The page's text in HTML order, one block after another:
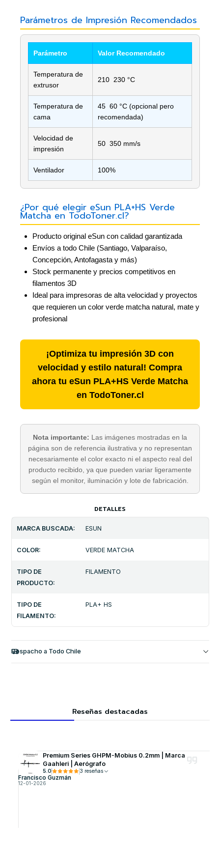
Parámetros de Impresión Recomendados
Parámetro Valor Recomendado
Temperatura de
extrusor
210  230 °C
Temperatura de
cama
45  60 °C (opcional pero
recomendada)
Velocidad de
impresión
50  350 mm/s
Ventilador 100%
¿Por qué elegir eSun PLA+HS Verde
Matcha en TodoToner.cl?
Producto original eSun con calidad garantizada
Envíos a todo Chile (Santiago, Valparaíso,
Concepción, Antofagasta y más)
Stock permanente y precios competitivos en
filamentos 3D
Ideal para impresoras de alta velocidad y proyectos
que requieren un color verde matcha natural, mate y
profesional
¡Optimiza tu impresión 3D con
velocidad y estilo natural! Compra
ahora tu eSun PLA+HS Verde Matcha
en TodoToner.cl
Nota importante: Las imágenes mostradas en la
página son de referencia ilustrativa y no representan
necesariamente el color exacto ni el aspecto real del
producto recibido, ya que pueden variar ligeramente
según el monitor, iluminación y lote de fabricación.
DETALLES
MARCA BUSCADA: ESUN
COLOR: VERDE MATCHA
TIPO DE
PRODUCTO:
FILAMENTO
TIPO DE
FILAMENTO:
PLA+ HS
Despacho a Todo Chile
Reseñas destacadas
Premium Series GHPM-Mobius 0.2mm | Marca
Gaahleri | Aerógrafo
5.0 3 reseñas
Francisco Guzmán
12-01-2026